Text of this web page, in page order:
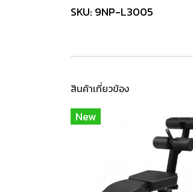
SKU: 9NP-L3005
สินค้าเกี่ยวข้อง
New